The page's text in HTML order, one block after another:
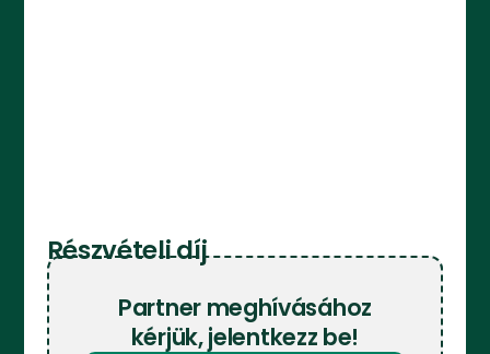
Részvételi díj
Partner meghívásához
kérjük, jelentkezz be!